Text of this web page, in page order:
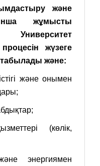
және
жұмысты
Университет
жүзеге
және:
және онымен
(көлік,
энергиямен